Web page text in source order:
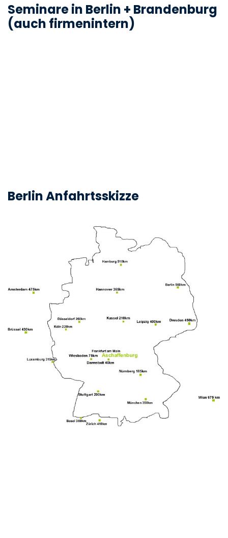
Seminare in Berlin + Brandenburg
(auch firmenintern)
Berlin Anfahrtsskizze